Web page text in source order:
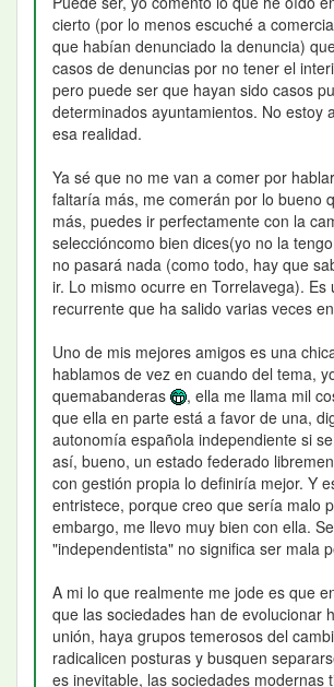
cierto (por lo menos escuché a
que habían denunciado la denuncia)
casos de denuncias por no tener el
pero puede ser que hayan sido casos
determinados ayuntamientos. No estoy
esa realidad.
Ya sé que no me van a comer por
faltaría más, me comerán por lo bueno
más, puedes ir perfectamente con la
seleccióncomo bien dices(yo no la
no pasará nada (como todo, hay que
ir. Lo mismo ocurre en Torrelavega). Es
recurrente que ha salido varias veces
Uno de mis mejores amigos es una
hablamos de vez en cuando del tema,
quemabanderas
, ella me llama mil
que ella en parte está a favor de una,
autonomía española independiente si
así, bueno, un estado federado
con gestión propia lo definiría mejor. Y
entristece, porque creo que sería malo
embargo, me llevo muy bien con ella.
"independentista" no significa ser mala
A mi lo que realmente me jode es que
que las sociedades han de evolucionar
unión, haya grupos temerosos del
radicalicen posturas y busquen
es inevitable, las sociedades modernas